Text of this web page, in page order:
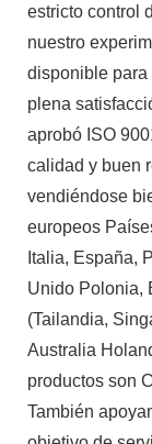
estricto control
nuestro
disponible para
plena
aprobó ISO
calidad y buen
vendiéndose
europeos
Italia, España,
Unido Polonia,
(Tailandia,
Australia
productos son
También